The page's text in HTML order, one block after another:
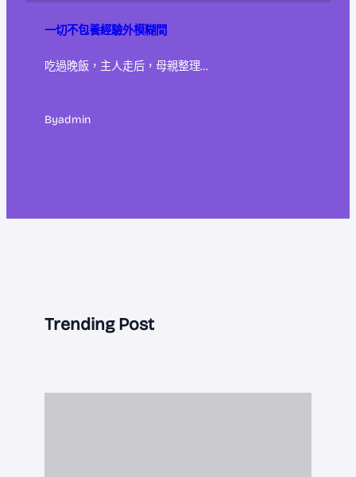
一切不包養經驗外模糊間
吃過晚飯，主人走后，母親整理…
Byadmin
Trending Post